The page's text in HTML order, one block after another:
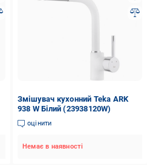
Змішувач кухонний Teka ARK
938 W Білий (23938120W)
оцінити
Немає в наявності